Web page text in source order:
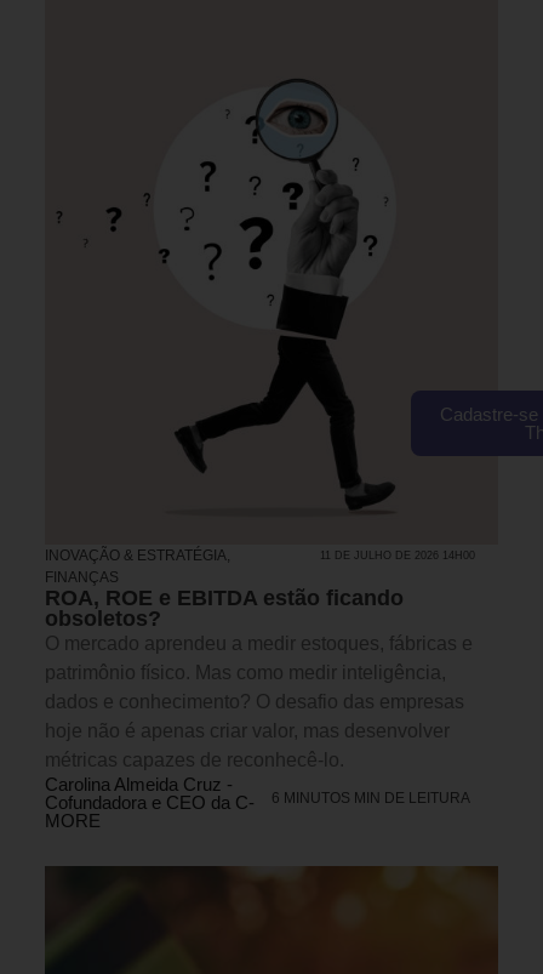
INOVAÇÃO & ESTRATÉGIA,
FINANÇAS
11 DE JULHO DE 2026 14H00
ROA, ROE e EBITDA estão ficando
obsoletos?
O mercado aprendeu a medir estoques, fábricas e
patrimônio físico. Mas como medir inteligência,
dados e conhecimento? O desafio das empresas
hoje não é apenas criar valor, mas desenvolver
métricas capazes de reconhecê-lo.
Carolina Almeida Cruz -
Cofundadora e CEO da C-
MORE
6 MINUTOS MIN DE LEITURA
Cadastre-